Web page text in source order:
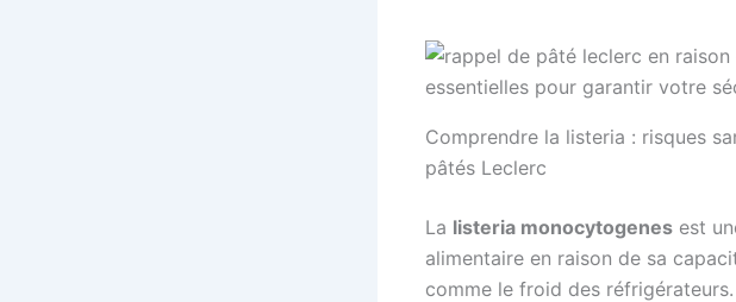
Comprendre la listeria : risques
pâtés Leclerc
La listeria monocytogenes est
alimentaire en raison de sa
comme le froid des